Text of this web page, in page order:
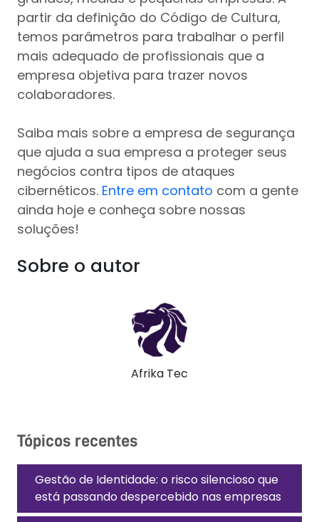
partir da definição do Código de Cultura,
temos parâmetros para trabalhar o perfil
mais adequado de profissionais que a
empresa objetiva para trazer novos
colaboradores.
Saiba mais sobre a empresa de segurança
que ajuda a sua empresa a proteger seus
negócios contra tipos de ataques
cibernéticos. Entre em contato com a gente
ainda hoje e conheça sobre nossas
soluções!
Sobre o autor
Afrika Tec
Tópicos recentes
Gestão de Identidade: o risco silencioso que
está passando despercebido nas empresas